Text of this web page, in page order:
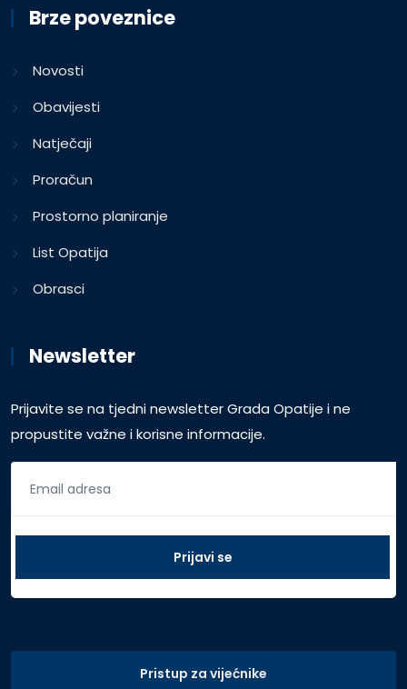
Brze poveznice
Novosti
Obavijesti
Natječaji
Proračun
Prostorno planiranje
List Opatija
Obrasci
Newsletter
Prijavite se na tjedni newsletter Grada Opatije i ne
propustite važne i korisne informacije.
Pristup za vijećnike